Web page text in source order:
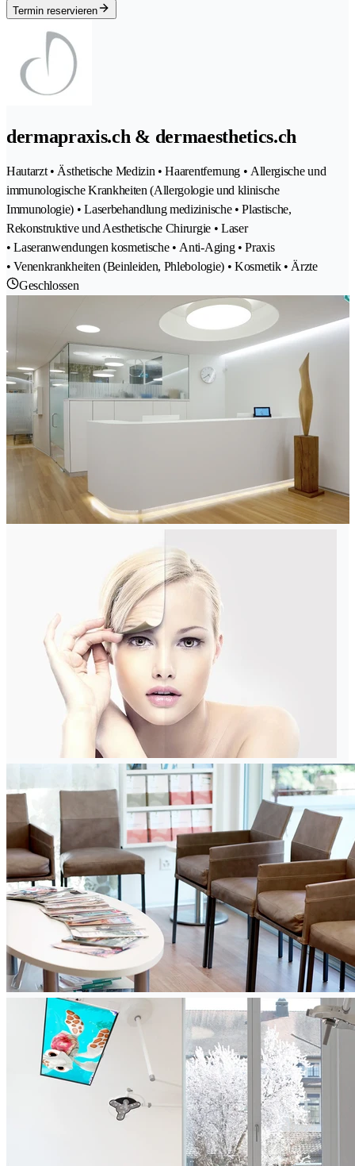
Termin reservieren
dermapraxis.ch & dermaesthetics.ch
Hautarzt • Ästhetische Medizin • Haarentfernung • Allergische und
immunologische Krankheiten (Allergologie und klinische
Immunologie) • Laserbehandlung medizinische • Plastische,
Rekonstruktive und Aesthetische Chirurgie • Laser
• Laseranwendungen kosmetische • Anti-Aging • Praxis
• Venenkrankheiten (Beinleiden, Phlebologie) • Kosmetik • Ärzte
Geschlossen